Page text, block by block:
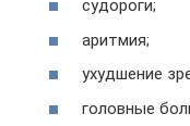
судороги;
аритмия;
ухудшение
головные